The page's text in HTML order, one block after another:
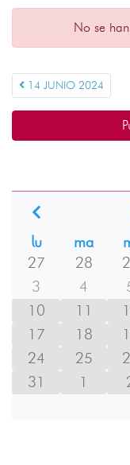
No se
14 JUNIO 2024
lu
ma
27
28
3
4
10
11
17
18
24
25
31
1